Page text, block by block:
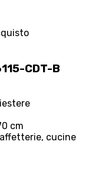
CDT-B
cm
cucine